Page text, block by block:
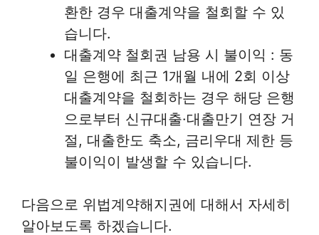
환한 경우 대출계약을 철회할 수 있
습니다.
대출계약 철회권 남용 시 불이익 : 동
일 은행에 최근 1개월 내에 2회 이상
대출계약을 철회하는 경우 해당 은행
으로부터 신규대출·대출만기 연장 거
절, 대출한도 축소, 금리우대 제한 등
불이익이 발생할 수 있습니다.
다음으로 위법계약해지권에 대해서 자세히
알아보도록 하겠습니다.